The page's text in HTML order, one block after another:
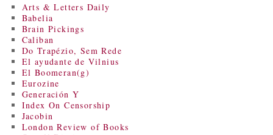
Arts & Letters Daily
Babelia
Brain Pickings
Caliban
Do Trapézio, Sem Rede
El ayudante de Vilnius
El Boomeran(g)
Eurozine
Generación Y
Index On Censorship
Jacobin
London Review of Books